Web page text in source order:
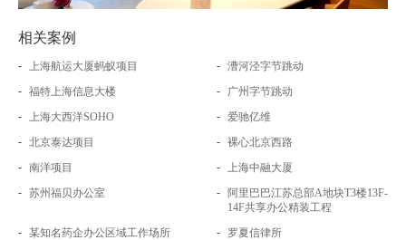
相关案例
- 上海航运大厦蚂蚁项目 - 漕河泾字节跳动
- 福特上海信息大楼 -
广州字节跳动
- 上海大西洋SOHO - 爱驰亿维
- 北京泰达项目 - 裸心北京西路
- 南洋项目 - 上海中融大厦
- 苏州福贝办公室 -
阿里巴巴江苏总部A地块T3楼13F-
14F共享办公精装工程
- 某知名药企办公区域工作场所 -
罗夏信律所